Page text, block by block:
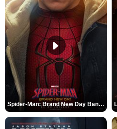
Spider-Man: Brand New Day Bande-annonce VO STFR